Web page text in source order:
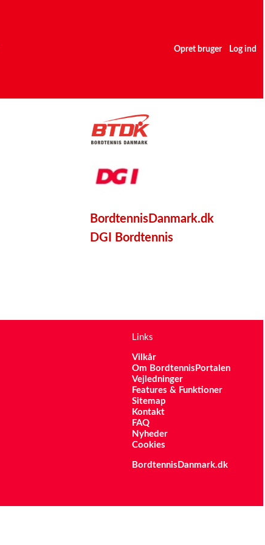
Opret bruger Log ind
BordtennisDanmark.dk
DGI Bordtennis
Links
Vilkår
Om BordtennisPortalen
Vejledninger
Features & Funktioner
Sitemap
Kontakt
FAQ
Nyheder
Cookies
BordtennisDanmark.dk